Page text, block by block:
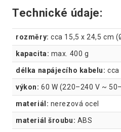
Technické údaje:
rozměry: cca 15,5 x 24,5 cm
kapacita: max. 400 g
délka napájecího kabelu: cca
výkon: 60 W (220–240 V ~
materiál: nerezová ocel
materiál šroubu: ABS